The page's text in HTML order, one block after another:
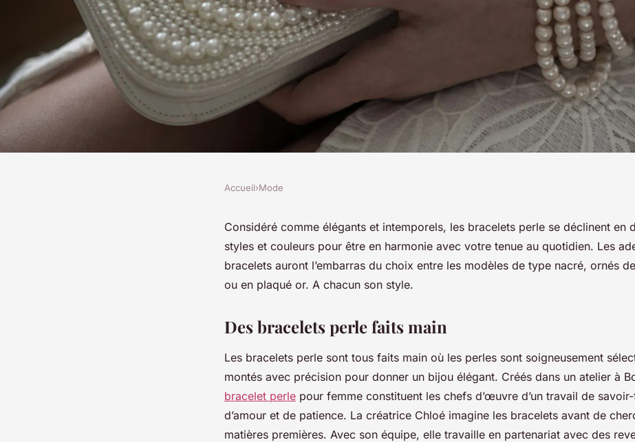
Un large choix de bracelets perle pour
femme chez Cloralys Bijoux
Accueil›Mode
Considéré comme élégants et intemporels, les bracelets perle se déclinent en
styles et couleurs pour être en harmonie avec votre tenue au quotidien. Les
bracelets auront l’embarras du choix entre les modèles de type nacré, ornés
ou en plaqué or. A chacun son style.
Des bracelets perle faits main
Les bracelets perle sont tous faits main où les perles sont soigneusement
montés avec précision pour donner un bijou élégant. Créés dans un atelier à
bracelet perle pour femme constituent les chefs d’œuvre d’un travail de
d’amour et de patience. La créatrice Chloé imagine les bracelets avant de
matières premières. Avec son équipe, elle travaille en partenariat avec des